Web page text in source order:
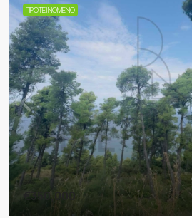
ΠΡΟΤΕΙΝΌΜΕΝΟ
€350,000